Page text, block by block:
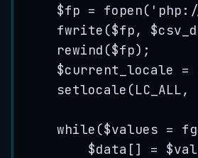
$fp = fopen( '
fwrite ($fp,
rewind ($fp);
$current_locale
=
setlocale (LC_ALL,
while ($values =
$data [] =